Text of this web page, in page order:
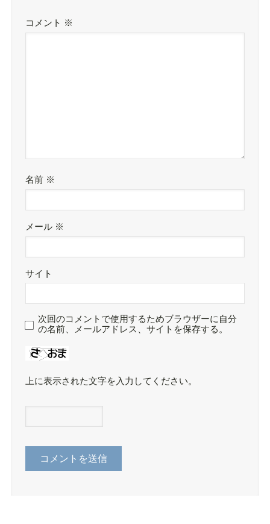
コメント ※
名前 ※
メール ※
サイト
次回のコメントで使用するためブラウザーに自分
の名前、メールアドレス、サイトを保存する。
上に表示された文字を入力してください。